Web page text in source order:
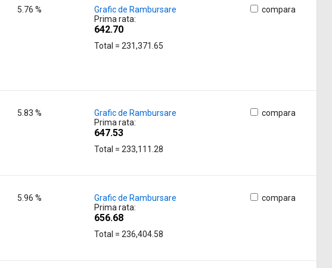
5.76 %
Grafic de Rambursare
Prima rata:
642.70
Total = 231,371.65
compara
5.83 %
Grafic de Rambursare
Prima rata:
647.53
Total = 233,111.28
compara
5.96 %
Grafic de Rambursare
Prima rata:
656.68
Total = 236,404.58
compara